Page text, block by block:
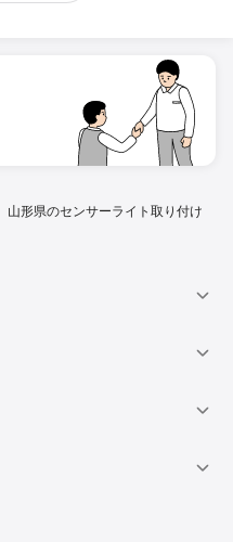
山形県のセンサーライト取り付け